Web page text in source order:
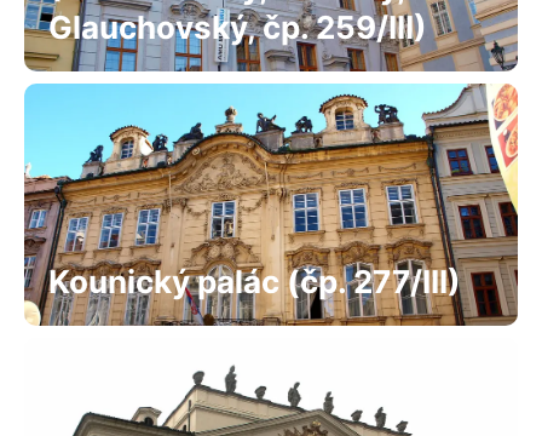
Glauchovský, čp. 259/III)
Kounický palác (čp. 277/III)